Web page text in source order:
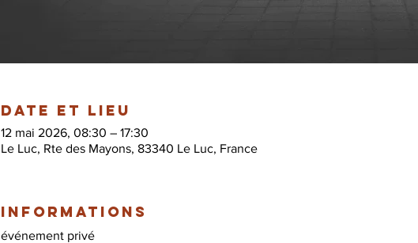
Date et lieu
12 mai 2026, 08:30 – 17:30
Le Luc, Rte des Mayons, 83340 Le Luc, France
Informations
événement privé